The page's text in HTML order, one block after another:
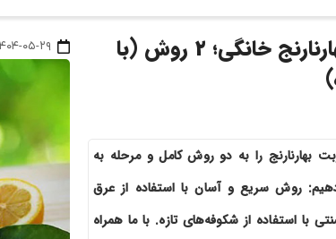
طرز تهیه شربت بهارنارنج خانگی؛ ۲ روش (با
بهارنارنج را به دو روش کامل و مرحله به
روش سریع و آسان با استفاده از عرق
با استفاده از شکوفه‌های تازه. با ما همراه
۱۴۰۴-۰۵-